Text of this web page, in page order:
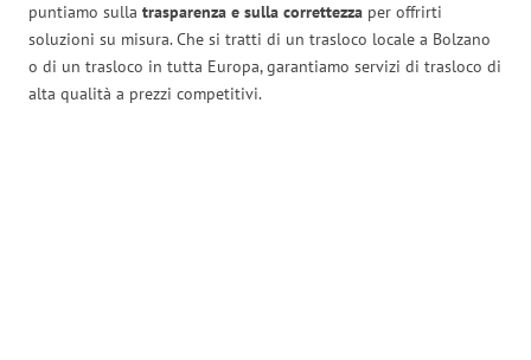
puntiamo sulla trasparenza e sulla correttezza per offrirti
soluzioni su misura. Che si tratti di un trasloco locale a Bolzano
o di un trasloco in tutta Europa, garantiamo servizi di trasloco di
alta qualità a prezzi competitivi.